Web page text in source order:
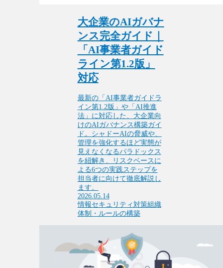
大企業のAIガバナ
ンス完全ガイド｜
「AI事業者ガイド
ライン第1.2版」
対応
最新の「AI事業者ガイドラ
イン第1.2版」や「AI推進
法」に対応した、大企業向
けのAIガバナンス構築ガイ
ド。シャドーAIの脅威や、
管理を強化するほど実態が
見えなくなるパラドックス
を紐解き、リスクベースに
よる6つの実践ステップを
担当者に向けて徹底解説し
ます。
2026.05.14
情報セキュリティ対策組織
体制・ルールの構築